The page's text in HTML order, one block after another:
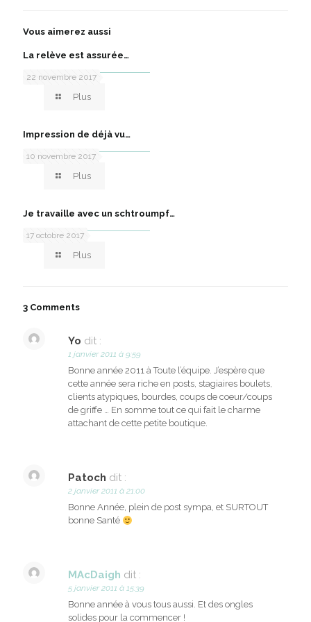
Vous aimerez aussi
22 novembre 2017
La relève est assurée…
Plus
10 novembre 2017
Impression de déjà vu…
Plus
17 octobre 2017
Je travaille avec un schtroumpf…
Plus
3 Comments
Yo dit :
1 janvier 2011 à 9:59
Bonne année 2011 à Toute l’équipe. J’espère que
cette année sera riche en posts, stagiaires boulets,
clients atypiques, bourdes, coups de coeur/coups
de griffe … En somme tout ce qui fait le charme
attachant de cette petite boutique.
Patoch dit :
2 janvier 2011 à 21:00
Bonne Année, plein de post sympa, et SURTOUT
bonne Santé
MAcDaigh dit :
5 janvier 2011 à 15:39
Bonne année à vous tous aussi. Et des ongles
solides pour la commencer !